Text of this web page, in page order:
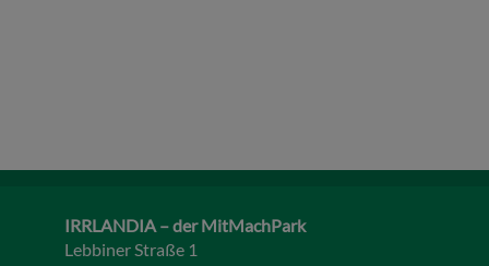
IRRLANDIA – der MitMachPark
Lebbiner Straße 1